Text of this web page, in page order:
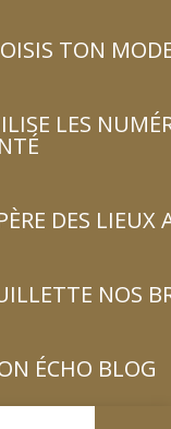
TON
LES
DES LIEUX
NOS
ÉCHO BLOG
: non conforme